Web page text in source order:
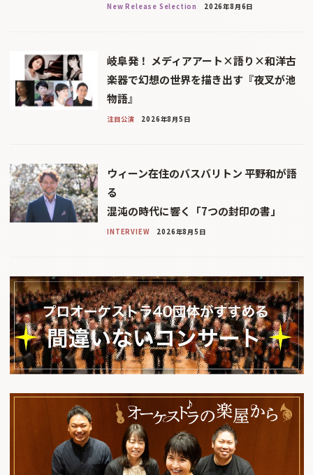
New Release Selection 2026年8月6日
岐阜発！ メディアアート×語り×和洋古
楽器で幻想の世界を描き出す『夜叉が池
物語』
注目公演 2026年8月5日
ウィーン在住のバスバリトン 平野和が語
る
混沌の時代に響く「7つの封印の書」
INTERVIEW 2026年8月5日